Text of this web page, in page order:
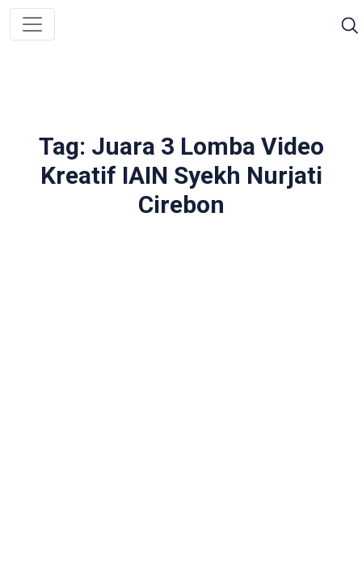
Tag: Juara 3 Lomba Video
Kreatif IAIN Syekh Nurjati
Cirebon